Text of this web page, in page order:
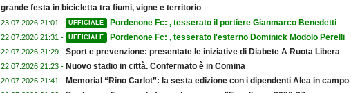
grande festa in bicicletta tra fiumi, vigne e territorio
23.07.2026 21:01 - UFFICIALE Pordenone Fc: , tesserato il portiere Gianmarco Benedetti
22.07.2026 21:31 - UFFICIALE Pordenone Fc: , tesserato l'esterno Dominick Modolo Perelli
22.07.2026 21:29 - Sport e prevenzione: presentate le iniziative di Diabete A Ruota Libera
22.07.2026 21:23 - Nuovo stadio in città. Confermato è in Comina
20.07.2026 21:41 - Memorial “Rino Carlot”: la sesta edizione con i dipendenti Alea in campo